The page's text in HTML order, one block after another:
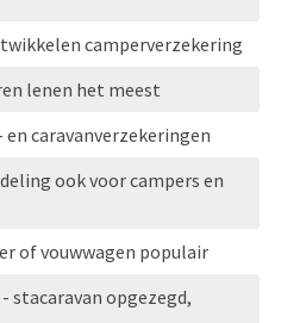
camperverzekering
lenen het meest
caravanverzekeringen
ook voor campers en
of vouwwagen populair
stacaravan opgezegd,